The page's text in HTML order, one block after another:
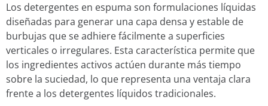
Los detergentes en espuma son formulaciones líquidas
diseñadas para generar una capa densa y estable de
burbujas que se adhiere fácilmente a superficies
verticales o irregulares. Esta característica permite que
los ingredientes activos actúen durante más tiempo
sobre la suciedad, lo que representa una ventaja clara
frente a los detergentes líquidos tradicionales.